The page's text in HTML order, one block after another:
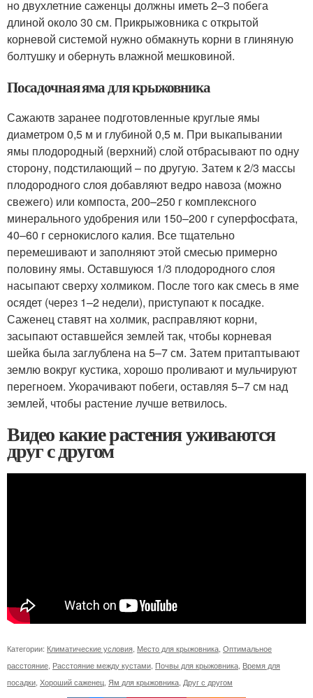
но двухлетние саженцы должны иметь 2–3 побега
длиной около 30 см. Прикрыжовника с открытой
корневой системой нужно обмакнуть корни в глиняную
болтушку и обернуть влажной мешковиной.
Посадочная яма для крыжовника
Сажаютв заранее подготовленные круглые ямы
диаметром 0,5 м и глубиной 0,5 м. При выкапывании
ямы плодородный (верхний) слой отбрасывают по одну
сторону, подстилающий – по другую. Затем к 2/3 массы
плодородного слоя добавляют ведро навоза (можно
свежего) или компоста, 200–250 г комплексного
минерального удобрения или 150–200 г суперфосфата,
40–60 г сернокислого калия. Все тщательно
перемешивают и заполняют этой смесью примерно
половину ямы. Оставшуюся 1/3 плодородного слоя
насыпают сверху холмиком. После того как смесь в яме
осядет (через 1–2 недели), приступают к посадке.
Саженец ставят на холмик, расправляют корни,
засыпают оставшейся землей так, чтобы корневая
шейка была заглублена на 5–7 см. Затем притаптывают
землю вокруг кустика, хорошо проливают и мульчируют
перегноем. Укорачивают побеги, оставляя 5–7 см над
землей, чтобы растение лучше ветвилось.
Видео какие растения уживаются
друг с другом
Категории: Климатические условия, Место для крыжовника, Оптимальное
расстояние, Расстояние между кустами, Почвы для крыжовника, Время для
посадки, Хороший саженец, Ям для крыжовника, Друг с другом